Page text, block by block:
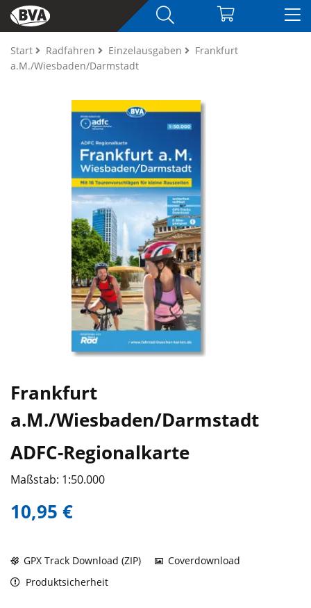
Start Radfahren Einzelausgaben
Frankfurt
a.M./Wiesbaden/Darmstadt
Frankfurt
a.M./Wiesbaden/Darmstadt
ADFC-Regionalkarte
Maßstab: 1:50.000
10,95 €
GPX Track Download (ZIP)
Coverdownload
Produktsicherheit